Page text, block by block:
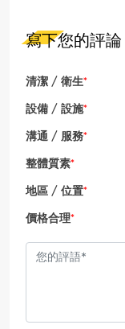
寫下您的評論
清潔 / 衛生*
設備 / 設施*
溝通 / 服務*
整體質素*
地區 / 位置*
價格合理*